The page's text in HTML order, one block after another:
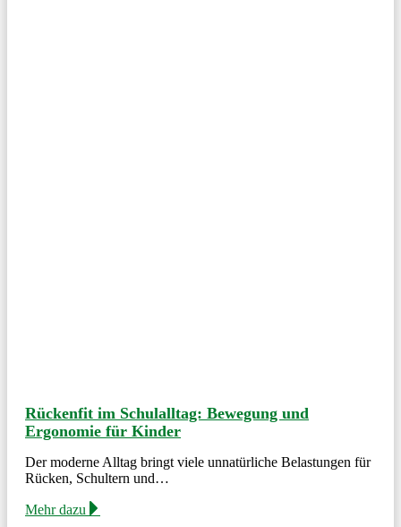
Rückenfit im Schulalltag: Bewegung und
Ergonomie für Kinder
Der moderne Alltag bringt viele unnatürliche Belastungen für
Rücken, Schultern und…
Mehr dazu